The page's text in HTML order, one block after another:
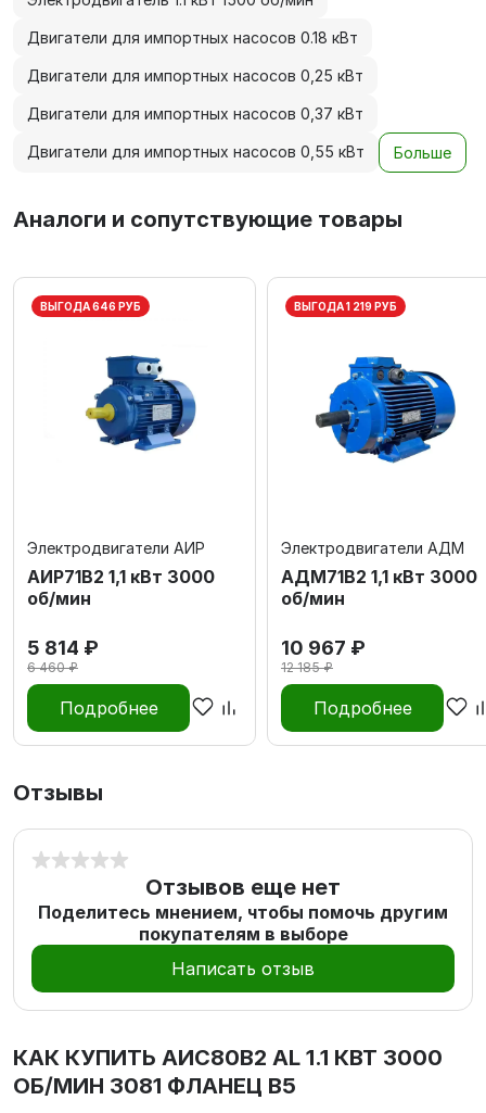
Двигатели для импортных насосов 0.18 кВт
Двигатели для импортных насосов 0,25 кВт
Двигатели для импортных насосов 0,37 кВт
Двигатели для импортных насосов 0,55 кВт Больше
Аналоги и сопутствующие товары
ВЫГОДА 646 РУБ
Электродвигатели АИР
АИР71В2 1,1 кВт 3000
об/мин
5 814 ₽
6 460 ₽
Подробнее
ВЫГОДА 1 219 РУБ
Электродвигатели АДМ
АДМ71В2 1,1 кВт 3000
об/мин
10 967 ₽
12 185 ₽
Подробнее
Отзывы
Отзывов еще нет
Поделитесь мнением, чтобы помочь другим
покупателям в выборе
Написать отзыв
КАК КУПИТЬ АИС80В2 AL 1.1 КВТ 3000
ОБ/МИН 3081 ФЛАНЕЦ В5